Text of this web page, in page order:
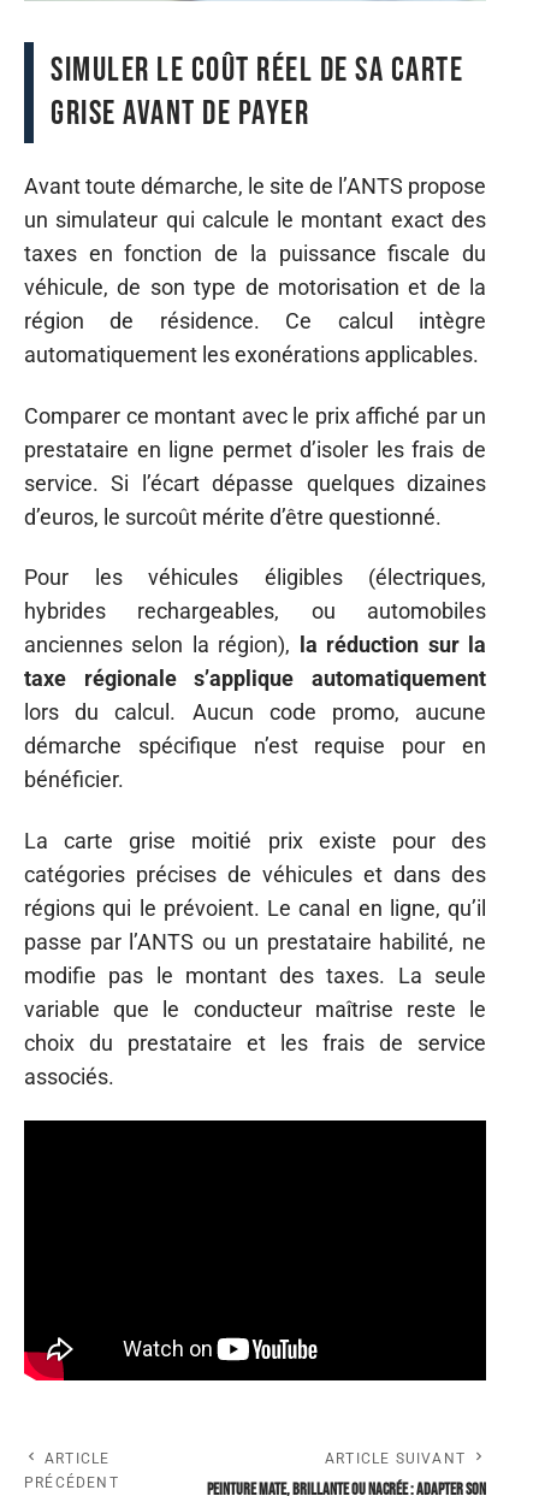
Simuler le coût réel de sa carte
grise avant de payer
Avant toute démarche, le site de l’ANTS propose
un simulateur qui calcule le montant exact des
taxes en fonction de la puissance fiscale du
véhicule, de son type de motorisation et de la
région de résidence. Ce calcul intègre
automatiquement les exonérations applicables.
Comparer ce montant avec le prix affiché par un
prestataire en ligne permet d’isoler les frais de
service. Si l’écart dépasse quelques dizaines
d’euros, le surcoût mérite d’être questionné.
Pour les véhicules éligibles (électriques,
hybrides rechargeables, ou automobiles
anciennes selon la région),
la réduction sur la
taxe régionale s’applique automatiquement
lors du calcul. Aucun code promo, aucune
démarche spécifique n’est requise pour en
bénéficier.
La carte grise moitié prix existe pour des
catégories précises de véhicules et dans des
régions qui le prévoient. Le canal en ligne, qu’il
passe par l’ANTS ou un prestataire habilité, ne
modifie pas le montant des taxes. La seule
variable que le conducteur maîtrise reste le
choix du prestataire et les frais de service
associés.
ARTICLE
PRÉCÉDENT
ARTICLE SUIVANT
Peinture mate, brillante ou nacrée : adapter son